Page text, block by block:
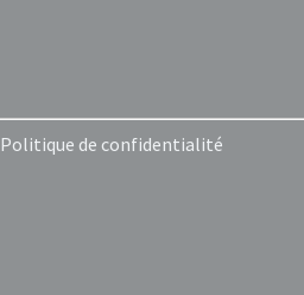
Politique de confidentialité